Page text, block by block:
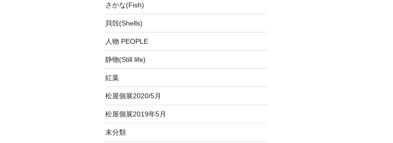
さかな(Fish)
貝殻(Shells)
人物 PEOPLE
静物(Still life)
紅葉
松屋個展2020/5月
松屋個展2019年5月
未分類